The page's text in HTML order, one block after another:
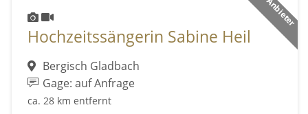
Hochzeitssängerin Sabine Heil
Bergisch Gladbach
Gage: auf Anfrage
ca. 28 km entfernt